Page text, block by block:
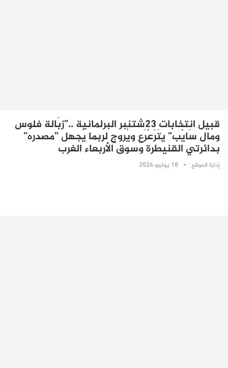
قبيل انتخابات 23شتنبر البرلمانية ..”زبَالة فلوس
ومال سَايْب” يتَرَعْرَع ويُروج لربما يُجهل ”مصدره”
بدائرتي القنيطرة وسوق الأربعاء الغرب
إدارة الموقع 18 يوليو 2026